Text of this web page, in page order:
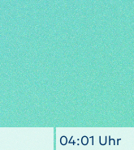
04:01 Uhr